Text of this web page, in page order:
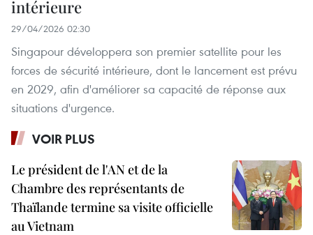
intérieure
29/04/2026 02:30
Singapour développera son premier satellite pour les
forces de sécurité intérieure, dont le lancement est prévu
en 2029, afin d'améliorer sa capacité de réponse aux
situations d'urgence.
VOIR PLUS
Le président de l'AN et de la
Chambre des représentants de
Thaïlande termine sa visite officielle
au Vietnam